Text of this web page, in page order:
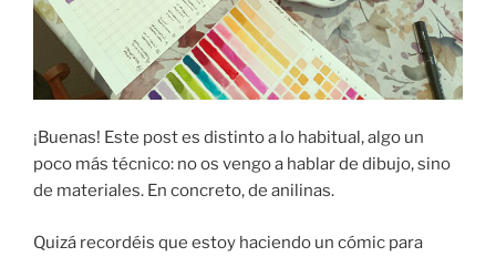
¡Buenas! Este post es distinto a lo habitual, algo un
poco más técnico: no os vengo a hablar de dibujo, sino
de materiales. En concreto, de anilinas.
Quizá recordéis que estoy haciendo un cómic para